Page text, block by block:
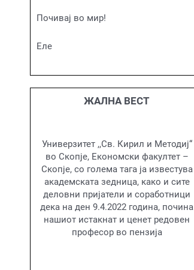
Почивај во мир!
Еле
ЖАЛНА ВЕСТ
Универзитет ,,Св. Кирил и Методиј“
во Скопје, Економски факултет –
Скопје, со голема тага ја известува
академската зедница, како и сите
деловни пријатели и соработници
дека на ден 9.4.2022 година, почина
нашиот истакнат и ценет редовен
професор во пензија